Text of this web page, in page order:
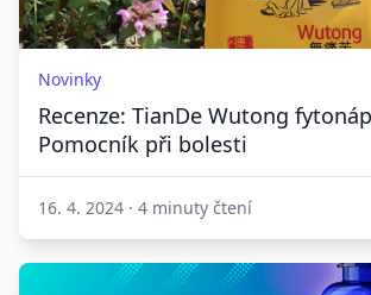
Novinky
Recenze: TianDe Wutong
Pomocník při bolesti
16. 4. 2024 · 4 minuty čtení